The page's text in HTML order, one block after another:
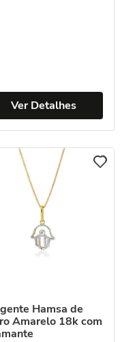
Ver Detalhes
Hamsa de
Amarelo 18k com